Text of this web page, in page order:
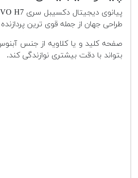
طراحی جهان از جمله قوی ترین
صفحه کلید و یا کلاویه از جنس
بتواند با دقت بیشتری نوازندگی کند.